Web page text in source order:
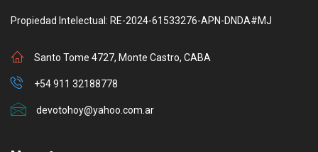
Propiedad Intelectual: RE-2024-61533276-APN-DNDA#MJ
Santo Tome 4727, Monte Castro, CABA
+54 911 32188778
devotohoy@yahoo.com.ar